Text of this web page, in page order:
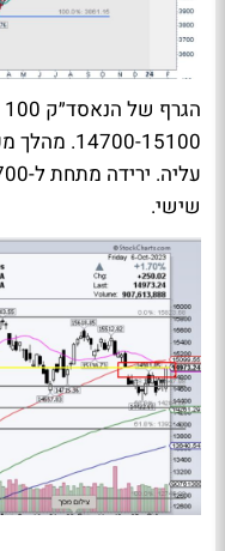
שישי.